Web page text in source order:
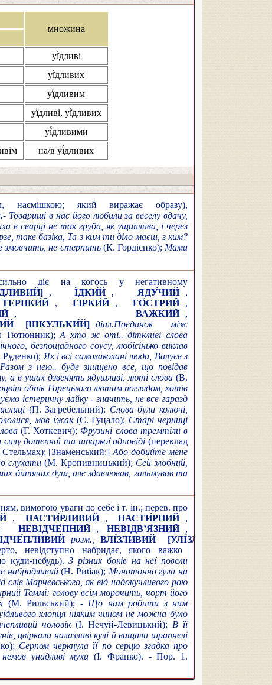
множина
уї́дливі
уї́дливих
уї́дливим
уї́дливі, уї́дливих
уї́дливими
на/в уї́дливих
насмішкою; який виражає образу),
- Товариші в нас його любили за веселу вдачу,
в сварці не так груба, як ущиплива, і через
таке базіка, Та з ким ти діло маєш, з ким?
змовчить, не стерпить(К. Гордієнко); Мама
діє на когось у негативному
, ЇДКИ́Й , ЯДУ́ЧИЙ
,
ТЕРПКИ́Й , ГІРКИ́Й , ГО́СТРИЙ
,
, ВАЖКИ́Й
,
[ШКУЛЬКИ́Й] діал.Поєдинок між
Тютюнник);А хто ж оті.. діткливі слова
безпощадного соусу, любісінько виклав
Як і всі самозакохані люди, Валуєв з
Разом з нею.. буде знищено все, що повідав
а в ушах дзвенять ядушливі, люті слова (В.
обпік Горецького лютим поглядом, хотів
істеричну лайку - значить, не все гаразд
(П. Загребельний); Слова були колючі,
мов їжак(Є. Гуцало); Старі черниці
(Г. Хоткевич); Фрузині слова тремтіли в
дотепної та шпаркої одповіді (переклад
[Знаменський:]Або добийте мене
слухати(М. Кропивницький); Сей злобний,
дитячих душ, але здавлював, гальмував та
вимогою уваги до себе і т. ін.; перев. про
, НАСТИ́РЛИВИЙ , НАСТИ́РНИЙ
,
НЕВІДЧЕ́ПНИЙ , НЕВІДВ’Я́ЗНИЙ
,
розм., ВЛІ́ЗЛИВИЙ [УЛІ́ЗЛИВИЙ]
невідступно набридає, якого важко
куди-небудь).З різних боків на неї повели
набридливий(Н. Рибак); Монотонно гула на
слів Марчевського, як від надокучливого рою
Томмі: голову всім морочить, чорт його
(М. Рильський); - Що нам робити з ним
хлопця ніяким чином не можна було
чоловік(І. Нечуй-Левицький); В її
цвіркали налазливі кулі й вищали шрапнелі
Серпом черкнула її по серцю згадка про
унадливі мухи (І. Франко). - Пор. 1.